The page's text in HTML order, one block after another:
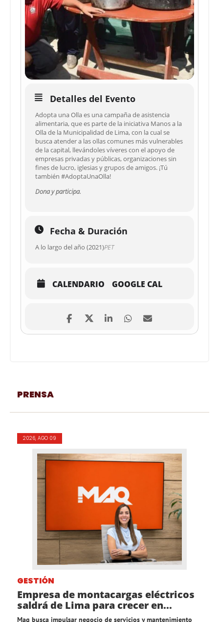
Detalles del Evento
Adopta una Olla es una campaña de asistencia
alimentaria, que es parte de la iniciativa Manos a la
Olla de la Municipalidad de Lima, con la cual se
busca atender a las ollas comunes más vulnerables
de la capital, llevándoles víveres con el apoyo de
empresas privadas y públicas, organizaciones sin
fines de lucro, iglesias y grupos de amigos. ¡Tú
también #AdoptaUnaOlla!
Dona y participa.
Fecha & Duración
A lo largo del año (2021)PET
CALENDARIO GOOGLE CAL
PRENSA
2026, AGO 09
GESTIÓN
Empresa de montacargas eléctricos
saldrá de Lima para crecer en...
Maq busca impulsar negocio de servicios y mantenimiento